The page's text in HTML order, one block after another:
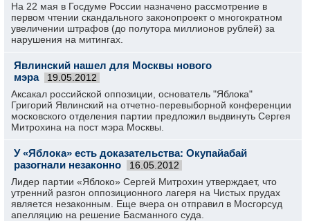
На 22 мая в Госдуме России назначено рассмотрение в
первом чтении скандального законопроект о многократном
увеличении штрафов (до полутора миллионов рублей) за
нарушения на митингах.
Явлинский нашел для Москвы нового
мэра
19.05.2012
Аксакал российской оппозиции, основатель "Яблока"
Григорий Явлинский на отчетно-перевыборной конференции
московского отделения партии предложил выдвинуть Сергея
Митрохина на пост мэра Москвы.
У «Яблока» есть доказательства: Окупайабай
разогнали незаконно
16.05.2012
Лидер партии «Яблоко» Сергей Митрохин утверждает, что
утренний разгон оппозиционного лагеря на Чистых прудах
является незаконным. Еще вчера он отправил в Мосгорсуд
апелляцию на решение Басманного суда.